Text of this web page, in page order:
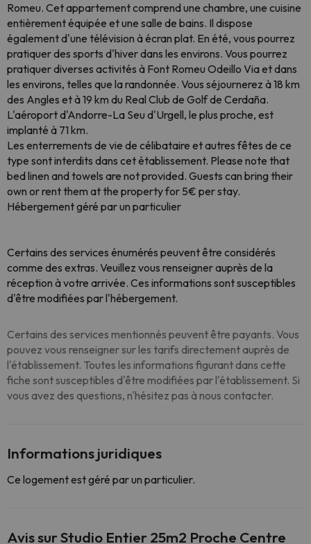
Romeu. Cet appartement comprend une chambre, une cuisine
entièrement équipée et une salle de bains. Il dispose
également d'une télévision à écran plat. En été, vous pourrez
pratiquer des sports d'hiver dans les environs. Vous pourrez
pratiquer diverses activités à Font Romeu Odeillo Via et dans
les environs, telles que la randonnée. Vous séjournerez à 18 km
des Angles et à 19 km du Real Club de Golf de Cerdaña.
L'aéroport d'Andorre-La Seu d'Urgell, le plus proche, est
implanté à 71 km.
Les enterrements de vie de célibataire et autres fêtes de ce
type sont interdits dans cet établissement. Please note that
bed linen and towels are not provided. Guests can bring their
own or rent them at the property for 5€ per stay.
Hébergement géré par un particulier
Certains des services énumérés peuvent être considérés
comme des extras. Veuillez vous renseigner auprès de la
réception à votre arrivée. Ces informations sont susceptibles
d'être modifiées par l'hébergement.
Certains des services mentionnés peuvent être payants. Vous
pouvez vous renseigner sur les tarifs directement auprès de
l'établissement. Toutes les informations figurant dans cette
fiche sont susceptibles d'être modifiées par l'établissement. Si
vous avez des questions, n'hésitez pas à nous contacter.
Informations juridiques
Ce logement est géré par un particulier.
Avis sur Studio Entier 25m2 Proche Centre